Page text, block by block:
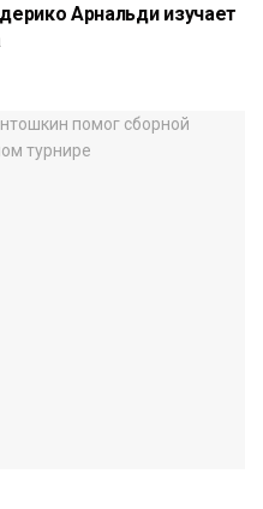
Арнальди изучает